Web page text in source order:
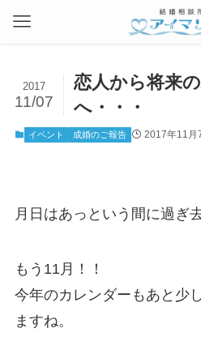
恋人から将来
へ・・・
2017
11/07
イベント 成婚のご報告 2017年11月
月日はあっという間に過ぎ
もう11月！！
今年のカレンダーもあと少
ますね。